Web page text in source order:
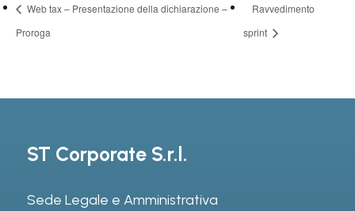
Web tax – Presentazione della dichiarazione –
Proroga
Ravvedimento
sprint
ST Corporate S.r.l.
Sede Legale e Amministrativa